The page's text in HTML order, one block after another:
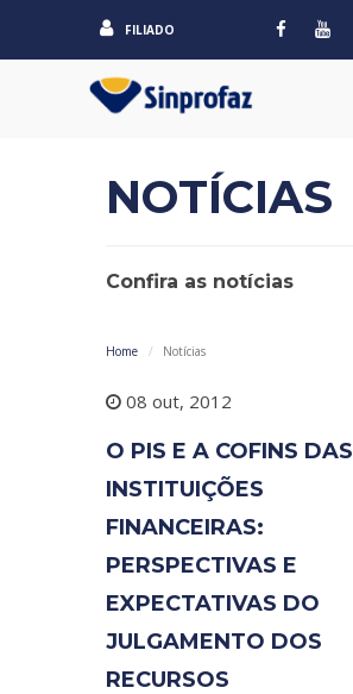
FILIADO
NOTÍCIAS
Confira as notícias
Home Notícias
08 out, 2012
O PIS E A COFINS DAS
INSTITUIÇÕES
FINANCEIRAS:
PERSPECTIVAS E
EXPECTATIVAS DO
JULGAMENTO DOS
RECURSOS